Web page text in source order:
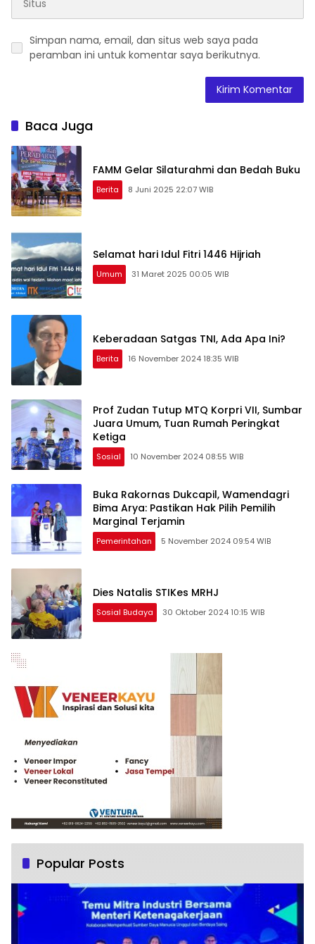
Simpan nama, email, dan situs web saya pada
peramban ini untuk komentar saya berikutnya.
Baca Juga
FAMM Gelar Silaturahmi dan Bedah Buku
Berita 8 Juni 2025 22:07 WIB
Selamat hari Idul Fitri 1446 Hijriah
Umum 31 Maret 2025 00:05 WIB
Keberadaan Satgas TNI, Ada Apa Ini?
Berita 16 November 2024 18:35 WIB
Prof Zudan Tutup MTQ Korpri VII, Sumbar
Juara Umum, Tuan Rumah Peringkat
Ketiga
Sosial 10 November 2024 08:55 WIB
Buka Rakornas Dukcapil, Wamendagri
Bima Arya: Pastikan Hak Pilih Pemilih
Marginal Terjamin
Pemerintahan 5 November 2024 09:54 WIB
Dies Natalis STIKes MRHJ
Sosial Budaya 30 Oktober 2024 10:15 WIB
Popular Posts